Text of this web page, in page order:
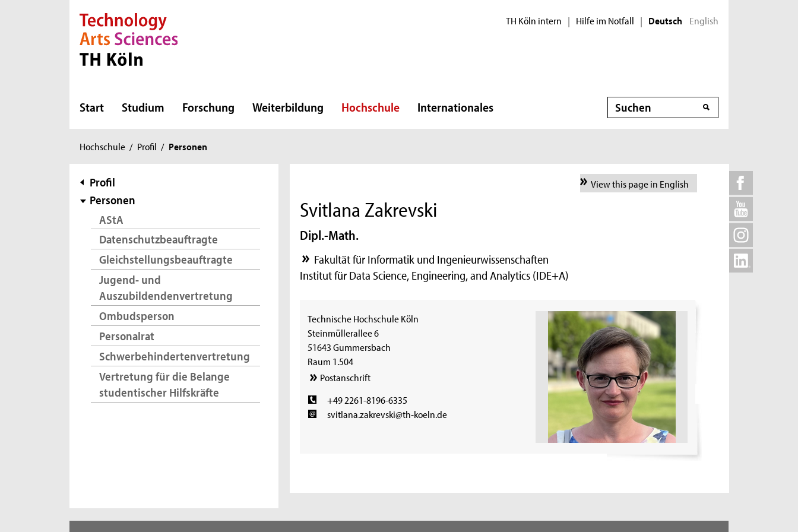
Direkt zur Hauptnavigation
Direkt zur Subnavigation
Direkt zum Inhalt
Direkt zum Fußbereich TH Köln intern | Hilfe im Notfall | Deutsch English
Start Studium Forschung Weiterbildung Hochschule Internationales Suche
Sie
hier:
Hochschule / Profil / Personen
Subnavigation
Profil
Personen
AStA
Datenschutzbeauftragte
Gleichstellungsbeauftragte
Jugend- und
Auszubildendenvertretung
Ombudsperson
Personalrat
Schwerbehindertenvertretung
Vertretung für die Belange
studentischer Hilfskräfte
View this page in English
Svitlana Zakrevski
Dipl.-Math.
Fakultät für Informatik und Ingenieurwissenschaften
Institut für Data Science, Engineering, and Analytics (IDE+A)
Technische Hochschule Köln
Steinmüllerallee 6
51643 Gummersbach
Raum 1.504
Postanschrift
+49 2261-8196-6335
svitlana.zakrevski@th-koeln.de